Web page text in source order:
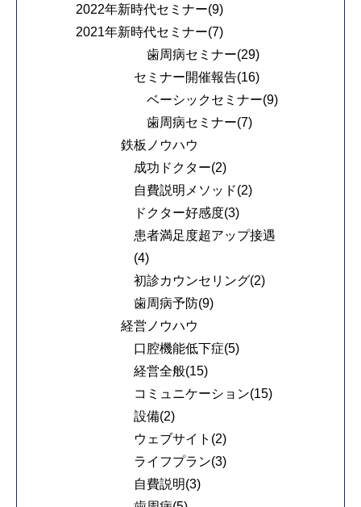
2022年新時代セミナー(9)
2021年新時代セミナー(7)
歯周病セミナー(29)
セミナー開催報告(16)
ベーシックセミナー(9)
歯周病セミナー(7)
鉄板ノウハウ
成功ドクター(2)
自費説明メソッド(2)
ドクター好感度(3)
患者満足度超アップ接遇
(4)
初診カウンセリング(2)
歯周病予防(9)
経営ノウハウ
口腔機能低下症(5)
経営全般(15)
コミュニケーション(15)
設備(2)
ウェブサイト(2)
ライフプラン(3)
自費説明(3)